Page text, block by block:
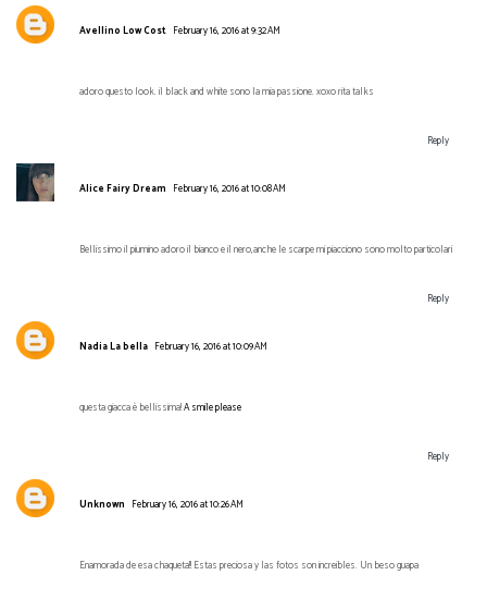
Avellino Low Cost February 16, 2016 at 9:32 AM
adoro questo look. il black and white sono la mia passione. xoxo rita talks
Reply
Alice Fairy Dream February 16, 2016 at 10:08 AM
Bellissimo il piumino adoro il bianco e il nero,anche le scarpe mi piacciono sono molto particolari
Reply
Nadia La bella February 16, 2016 at 10:09 AM
questa giacca è bellissima!A smile please
Reply
Unknown February 16, 2016 at 10:26 AM
Enamorada de esa chaqueta!! Estas preciosa y las fotos son increibles. Un beso guapa